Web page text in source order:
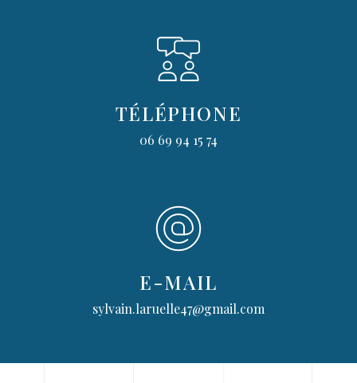
TÉLÉPHONE
06 69 94 15 74
E-MAIL
sylvain.laruelle47@gmail.com